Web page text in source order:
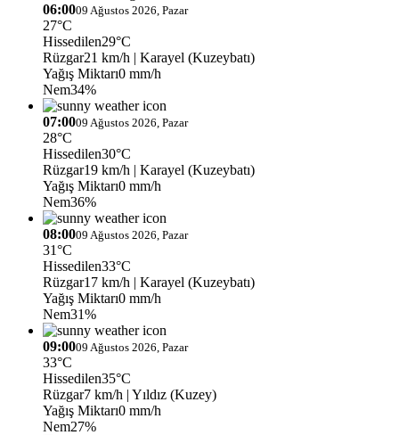
06:0009 Ağustos 2026, Pazar
27°C
Hissedilen29°C
Rüzgar21 km/h | Karayel (Kuzeybatı)
Yağış Miktarı0 mm/h
Nem34%
07:0009 Ağustos 2026, Pazar
28°C
Hissedilen30°C
Rüzgar19 km/h | Karayel (Kuzeybatı)
Yağış Miktarı0 mm/h
Nem36%
08:0009 Ağustos 2026, Pazar
31°C
Hissedilen33°C
Rüzgar17 km/h | Karayel (Kuzeybatı)
Yağış Miktarı0 mm/h
Nem31%
09:0009 Ağustos 2026, Pazar
33°C
Hissedilen35°C
Rüzgar7 km/h | Yıldız (Kuzey)
Yağış Miktarı0 mm/h
Nem27%